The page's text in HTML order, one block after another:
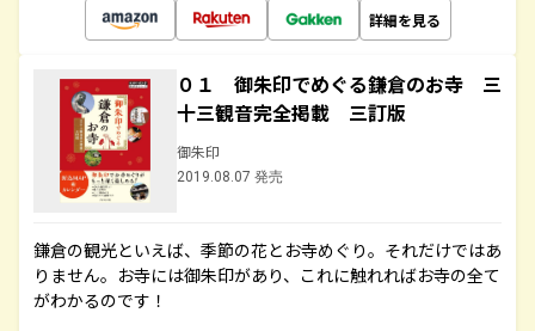
詳細を見る
０１ 御朱印でめぐる鎌倉のお寺 三
十三観音完全掲載 三訂版
御朱印
2019.08.07 発売
鎌倉の観光といえば、季節の花とお寺めぐり。それだけではあ
りません。お寺には御朱印があり、これに触れればお寺の全て
がわかるのです！